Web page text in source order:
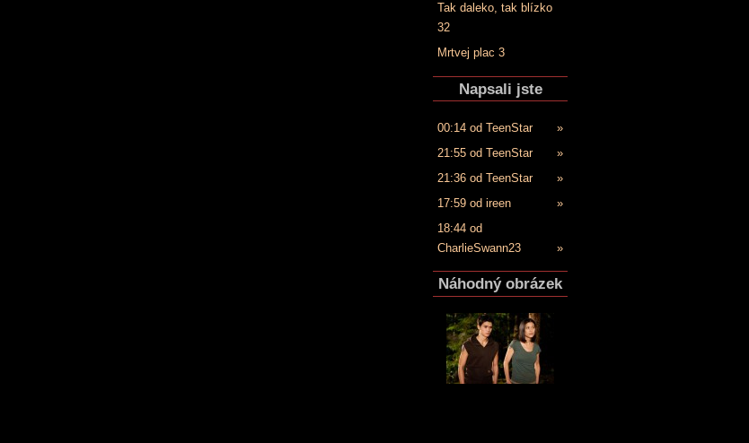
Tak daleko, tak blízko
32
Mrtvej plac 3
Napsali jste
00:14 od TeenStar
»
21:55 od TeenStar
»
21:36 od TeenStar
»
17:59 od ireen
»
18:44 od
CharlieSwann23
»
Náhodný obrázek